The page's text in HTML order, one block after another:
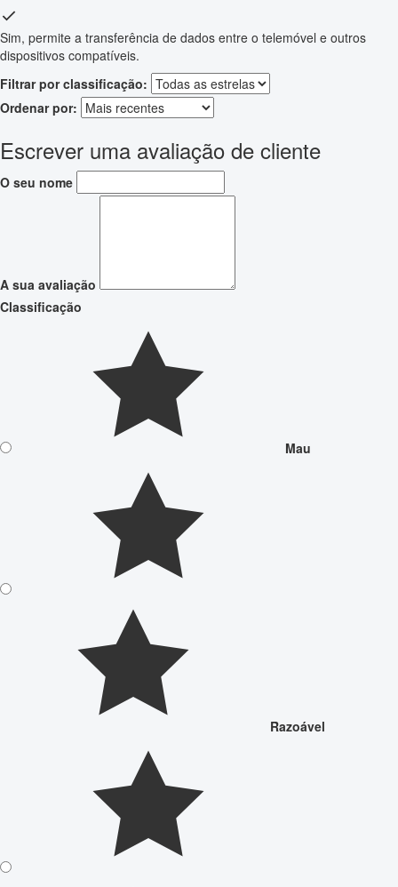
Sim, permite a transferência de dados entre o telemóvel e outros
dispositivos compatíveis.
Filtrar por classificação:
Ordenar por:
Escrever uma avaliação de cliente
O seu nome
A sua avaliação
Classificação
Mau
Razoável